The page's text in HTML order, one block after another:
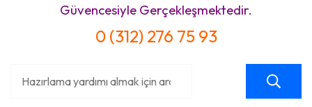
Güvencesiyle Gerçekleşmektedir.
0 (312) 276 75 93